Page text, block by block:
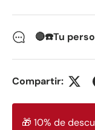
🔴☎️Tu
Compartir:
🎁 10% de